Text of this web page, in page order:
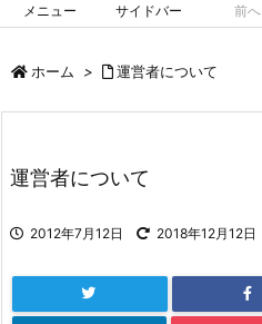
メニュー サイドバー 前へ
ホーム > 運営者について
運営者について
2012年7月12日 2018年12月12日